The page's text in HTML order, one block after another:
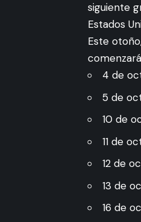
siguiente
Estados
Este
4 de
5 de
10 de
11 de
12 de
13 de
16 de